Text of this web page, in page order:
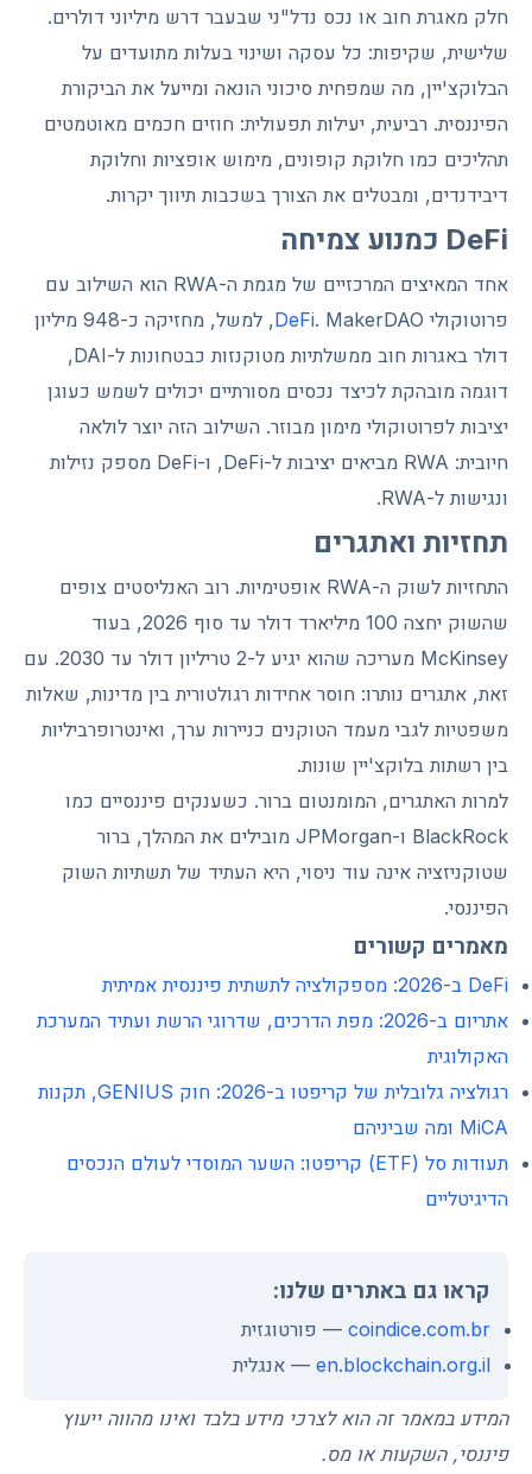
חלק מאגרת חוב או נכס נדל"ני שבעבר דרש מיליוני דולרים.
שלישית, שקיפות: כל עסקה ושינוי בעלות מתועדים על
הבלוקצ'יין, מה שמפחית סיכוני הונאה ומייעל את הביקורת
הפיננסית. רביעית, יעילות תפעולית: חוזים חכמים מאוטמטים
תהליכים כמו חלוקת קופונים, מימוש אופציות וחלוקת
דיבידנדים, ומבטלים את הצורך בשכבות תיווך יקרות.
DeFi כמנוע צמיחה
אחד המאיצים המרכזיים של מגמת ה-RWA הוא השילוב עם
פרוטוקולי
DeFi
. MakerDAO, למשל, מחזיקה כ-948 מיליון
דולר באגרות חוב ממשלתיות מטוקנזות כבטחונות ל-DAI,
דוגמה מובהקת לכיצד נכסים מסורתיים יכולים לשמש כעוגן
יציבות לפרוטוקולי מימון מבוזר. השילוב הזה יוצר לולאה
חיובית: RWA מביאים יציבות ל-DeFi, ו-DeFi מספק נזילות
ונגישות ל-RWA.
תחזיות ואתגרים
התחזיות לשוק ה-RWA אופטימיות. רוב האנליסטים צופים
שהשוק יחצה 100 מיליארד דולר עד סוף 2026, בעוד
McKinsey מעריכה שהוא יגיע ל-2 טריליון דולר עד 2030. עם
זאת, אתגרים נותרו: חוסר אחידות רגולטורית בין מדינות, שאלות
משפטיות לגבי מעמד הטוקנים כניירות ערך, ואינטרופרביליות
בין רשתות בלוקצ'יין שונות.
למרות האתגרים, המומנטום ברור. כשענקים פיננסיים כמו
BlackRock ו-JPMorgan מובילים את המהלך, ברור
שטוקניזציה אינה עוד ניסוי, היא העתיד של תשתיות השוק
הפיננסי.
מאמרים קשורים
DeFi ב-2026: מספקולציה לתשתית פיננסית אמיתית
אתריום ב-2026: מפת הדרכים, שדרוגי הרשת ועתיד המערכת
האקולוגית
רגולציה גלובלית של קריפטו ב-2026: חוק GENIUS, תקנות
MiCA ומה שביניהם
תעודות סל (ETF) קריפטו: השער המוסדי לעולם הנכסים
הדיגיטליים
קראו גם באתרים שלנו:
coindice.com.br — פורטוגזית
en.blockchain.org.il — אנגלית
המידע במאמר זה הוא לצרכי מידע בלבד ואינו מהווה ייעוץ
פיננסי, השקעות או מס.